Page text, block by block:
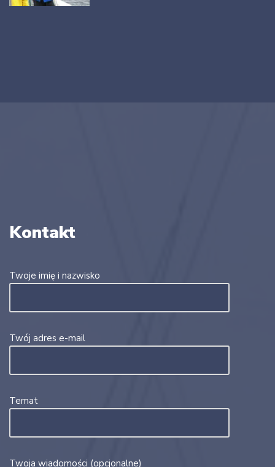
Kontakt
Twoje imię i nazwisko
Twój adres e-mail
Temat
Twoja wiadomości (opcjonalne)